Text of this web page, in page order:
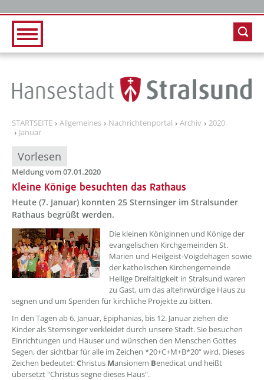
STARTSEITE Allgemeines Nachrichtenportal Archiv
2020
Januar
Vorlesen
Meldung vom 07.01.2020
Kleine Könige besuchten das Rathaus
Heute (7. Januar) konnten 25 Sternsinger im Stralsunder
Rathaus begrüßt werden.
Die kleinen Königinnen und Könige der
evangelischen Kirchgemeinden St.
Marien und Heilgeist-Voigdehagen sowie
der katholischen Kirchengemeinde
Heilige Dreifaltigkeit in Stralsund waren
zu Gast, um das altehrwürdige Haus zu
segnen und um Spenden für kirchliche Projekte zu bitten.
In den Tagen ab 6. Januar, Epiphanias, bis 12. Januar ziehen die
Kinder als Sternsinger verkleidet durch unsere Stadt. Sie besuchen
Einrichtungen und Häuser und wünschen den Menschen Gottes
Segen, der sichtbar für alle im Zeichen *20+C+M+B*20“ wird. Dieses
Zeichen bedeutet:Christus Mansionem Benedicat und heißt
übersetzt "Christus segne dieses Haus".